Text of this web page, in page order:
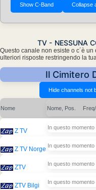
TV - NESSUNA
Questo canale non esiste o c´è
ulteriori risposte restringendo la
Il Cimitero
Nome Nome, Pos.
Z TV In questo
Z TV Norge In questo
ZTV In questo
ZTV Bilgi In questo